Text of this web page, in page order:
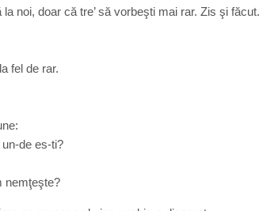
noi, doar că tre’ să vorbeşti mai rar. Zis şi
fel de rar.
de es-ti?
nemţeşte?